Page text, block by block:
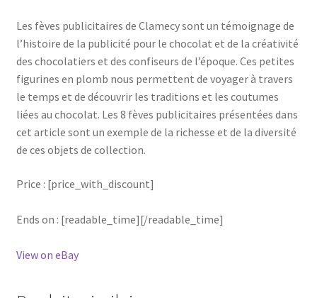
Les fèves publicitaires de Clamecy sont un témoignage de
l’histoire de la publicité pour le chocolat et de la créativité
des chocolatiers et des confiseurs de l’époque. Ces petites
figurines en plomb nous permettent de voyager à travers
le temps et de découvrir les traditions et les coutumes
liées au chocolat. Les 8 fèves publicitaires présentées dans
cet article sont un exemple de la richesse et de la diversité
de ces objets de collection.
Price : [price_with_discount]
Ends on : [readable_time][/readable_time]
View on eBay